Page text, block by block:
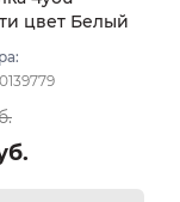
цвет Белый